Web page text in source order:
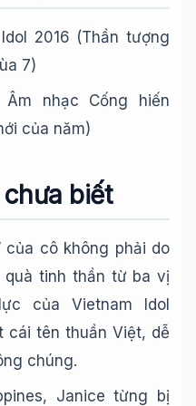
2016 (Thần tượng
7)
nhạc Cống hiến
của năm)
biết
của cô không phải do
tinh thần từ ba vị
của Vietnam Idol
cái tên thuần Việt, dễ
chúng.
Janice từng bị